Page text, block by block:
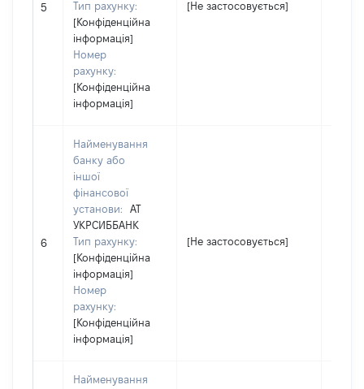
5
Тип рахунку:
[Конфіденційна
інформація]
Номер
рахунку:
[Конфіденційна
інформація]
[Не застосовується]
6
Найменування
банку або
іншої
фінансової
установи:
АТ
УКРСИББАНК
Тип рахунку:
[Конфіденційна
інформація]
Номер
рахунку:
[Конфіденційна
інформація]
[Не застосовується]
Найменування